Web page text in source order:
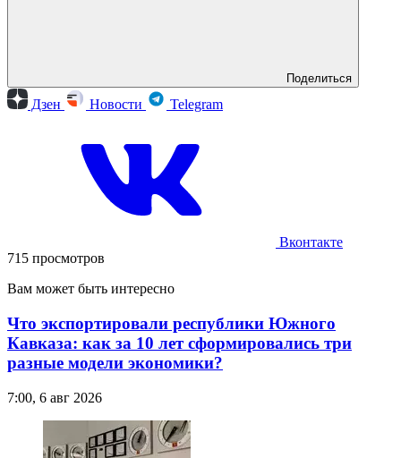
Поделиться
Дзен Новости Telegram
Вконтакте
715 просмотров
Вам может быть интересно
Что экспортировали республики Южного
Кавказа: как за 10 лет сформировались три
разные модели экономики?
7:00, 6 авг 2026